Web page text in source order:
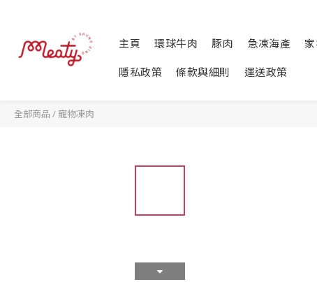
主頁 環球牛肉 豚肉 急凍海產
隱私政策 條款與細則 運送政策
全部商品 / 寵物凍肉